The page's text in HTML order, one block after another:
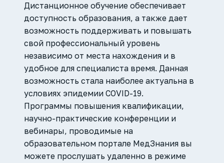
Дистанционное обучение обеспечивает
доступность образования, а также дает
возможность поддерживать и повышать
свой профессиональный уровень
независимо от места нахождения и в
удобное для специалиста время. Данная
возможность стала наиболее актуальна в
условиях эпидемии COVID-19.
Программы повышения квалификации,
научно-практические конференции и
вебинары, проводимые на
образовательном портале МедЗнания вы
можете прослушать удаленно в режиме